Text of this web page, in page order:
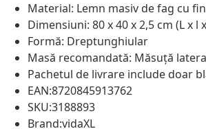
Material: Lemn masiv de fag cu
Dimensiuni: 80 x 40 x 2,5 cm (L x l
Formă: Dreptunghiular
Masă recomandată: Măsuță
Pachetul de livrare include doar
EAN:8720845913762
SKU:3188893
Brand:vidaXL